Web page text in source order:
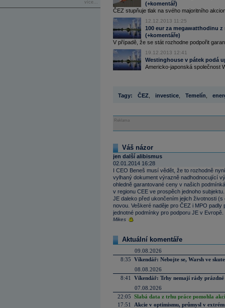
více...
(+komentář)
ČEZ stupňuje tlak na svého majoritního
12.12.2013 11:25
100 eur za megawatthodinu z
(+komentáře)
V případě, že se stát rozhodne podpořit
19.12.2013 12:41
Westinghouse v pátek podá
Americko-japonská společnost
Tagy: ČEZ investice Temelín
Reklama
Váš názor
jen další alibismus
02.01.2014 16:28
I CEO Beneš musí vědět, že to rozhodně
vylhaný dokument výrazně nadhodnocující
ohledně garantované ceny v našich
v regionu CEE ve prospěch jednoho
JE daleko před ukončením jejich životnosti
novou. Veškeré naděje pro ČEZ i MPO
jednotné podmínky pro podporu JE v
Mikes
Aktuální komentáře
09.08.2026
8:35 Víkendář: Nebojte se, Warsh ve
08.08.2026
8:41
Víkendář: Trhy nemají rády prázdné
07.08.2026
22:05 Slabá data z trhu práce pomohla
17:51
Akcie v optimismu, průmysl v